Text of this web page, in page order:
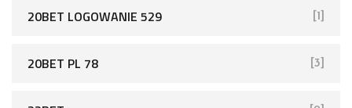
20BET LOGOWANIE 529 [1]
20BET PL 78 [3]